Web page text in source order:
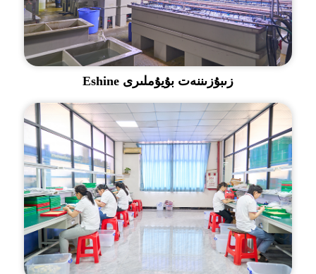
Eshine زىبۇزىننەت بۇيۇملىرى